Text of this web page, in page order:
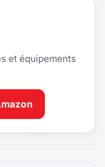
et équipements